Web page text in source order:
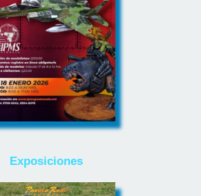
Exposiciones